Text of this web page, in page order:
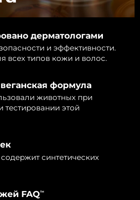
дерматологами
и эффективности.
всех типов кожи и волос.
формула
животных при
тестировании этой
синтетических
FAQTM
8/11/26
8/10/26
Ожидаемая дата доставки
8/10/26
Ожидаемая дата доставки
Ожидаемая дата доставки